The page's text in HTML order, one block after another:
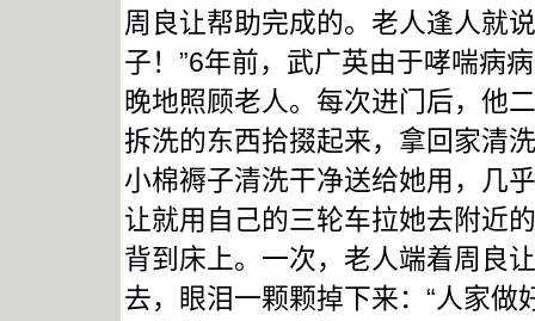
周良让帮助完成的。老人逢人就
子！”6年前，武广英由于哮喘病
晚地照顾老人。每次进门后，他
拆洗的东西拾掇起来，拿回家清
小棉褥子清洗干净送给她用，几
让就用自己的三轮车拉她去附近
背到床上。一次，老人端着周良
去，眼泪一颗颗掉下来：“人家